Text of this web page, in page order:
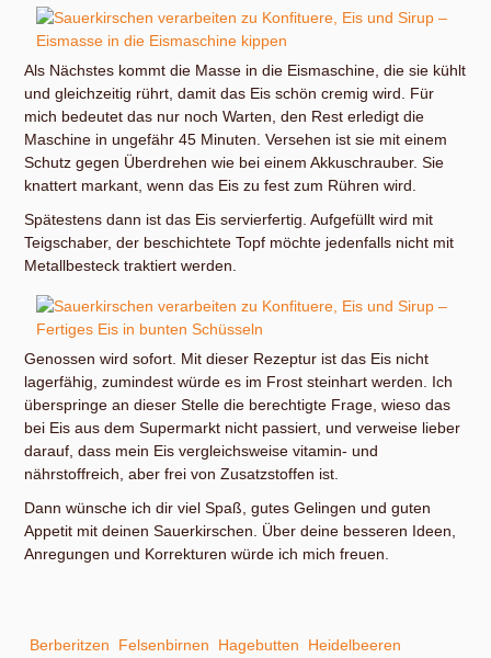
Als Nächstes kommt die Masse in die Eismaschine, die sie kühlt
und gleichzeitig rührt, damit das Eis schön cremig wird. Für
mich bedeutet das nur noch Warten, den Rest erledigt die
Maschine in ungefähr 45 Minuten. Versehen ist sie mit einem
Schutz gegen Überdrehen wie bei einem Akkuschrauber. Sie
knattert markant, wenn das Eis zu fest zum Rühren wird.
Spätestens dann ist das Eis servierfertig. Aufgefüllt wird mit
Teigschaber, der beschichtete Topf möchte jedenfalls nicht mit
Metallbesteck traktiert werden.
Genossen wird sofort. Mit dieser Rezeptur ist das Eis nicht
lagerfähig, zumindest würde es im Frost steinhart werden. Ich
überspringe an dieser Stelle die berechtigte Frage, wieso das
bei Eis aus dem Supermarkt nicht passiert, und verweise lieber
darauf, dass mein Eis vergleichsweise vitamin- und
nährstoffreich, aber frei von Zusatzstoffen ist.
Dann wünsche ich dir viel Spaß, gutes Gelingen und guten
Appetit mit deinen Sauerkirschen. Über deine besseren Ideen,
Anregungen und Korrekturen würde ich mich freuen.
Berberitzen
Felsenbirnen Hagebutten Heidelbeeren